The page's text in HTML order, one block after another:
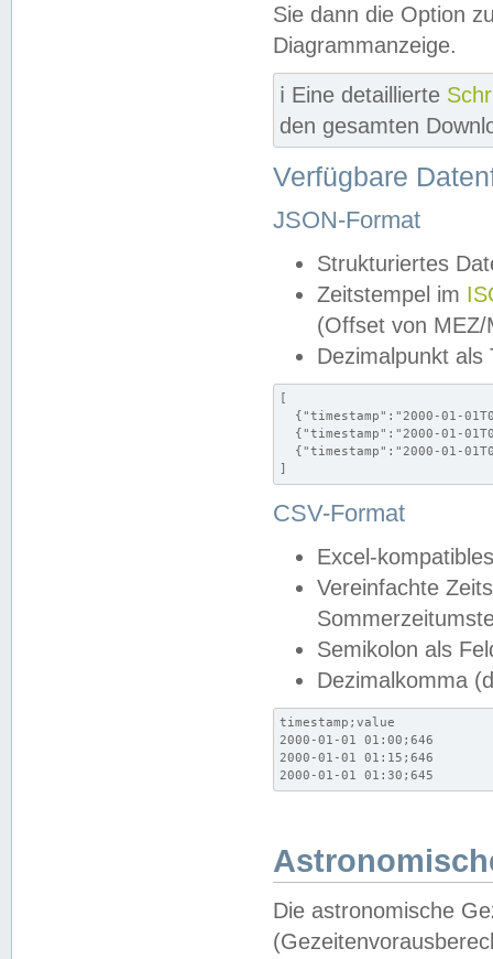
Sie dann die Option
Diagrammanzeige.
ℹ️ Eine detaillierte
den gesamten
Verfügbare
JSON-Format
Strukturiertes
Zeitstempel im
(Offset von MEZ/
Dezimalpunkt als
[
{"timestamp":"2000-01-
{"timestamp":"2000-01-
{"timestamp":"2000-01-
]
CSV-Format
Excel-
Vereinfachte
Semikolon als
Dezimalkomma
timestamp;value
2000-01-01 01:00;646
2000-01-01 01:15;646
2000-01-01 01:30;645
Die astronomische